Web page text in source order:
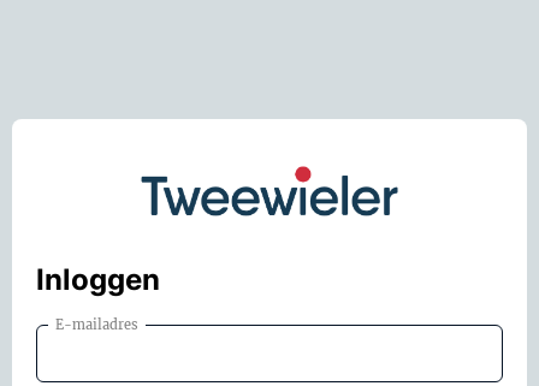
Inloggen
E-mailadres